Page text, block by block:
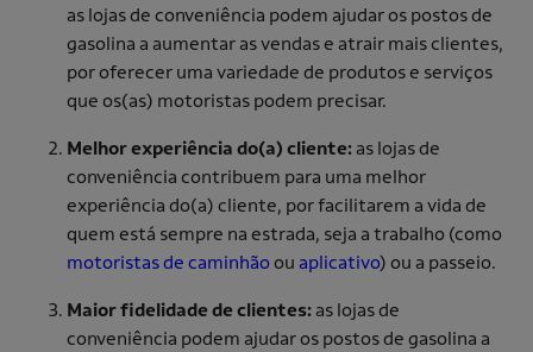
as lojas de conveniência podem ajudar os postos de
gasolina a aumentar as vendas e atrair mais clientes,
por oferecer uma variedade de produtos e serviços
que os(as) motoristas podem precisar.
Melhor experiência do(a) cliente: as lojas de
conveniência contribuem para uma melhor
experiência do(a) cliente, por facilitarem a vida de
quem está sempre na estrada, seja a trabalho (como
motoristas de caminhãoou aplicativo) ou a passeio.
Maior fidelidade de clientes: as lojas de
conveniência podem ajudar os postos de gasolina a